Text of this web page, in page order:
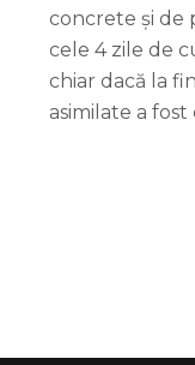
concrete și de
cele 4 zile de
chiar dacă la
asimilate a